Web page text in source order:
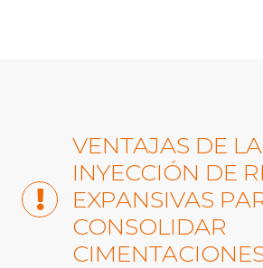
VENTAJAS DE LA
INYECCIÓN DE
EXPANSIVAS
CONSOLIDAR